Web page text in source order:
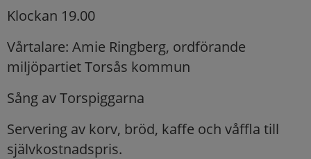
Klockan 19.00
Vårtalare: Amie Ringberg, ordförande
miljöpartiet Torsås kommun
Sång av Torspiggarna
Servering av korv, bröd, kaffe och våffla till
självkostnadspris.